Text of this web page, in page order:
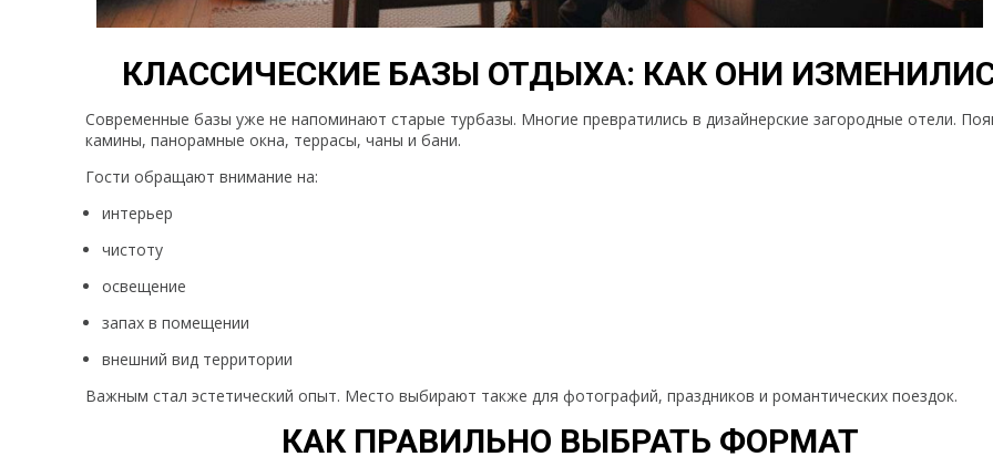
КЛАССИЧЕСКИЕ БАЗЫ ОТДЫХА: КАК ОНИ
Современные базы уже не напоминают старые турбазы. Многие превратились в дизайнерские загородные отели.
камины, панорамные окна, террасы, чаны и бани.
Гости обращают внимание на:
интерьер
чистоту
освещение
запах в помещении
внешний вид территории
Важным стал эстетический опыт. Место выбирают также для фотографий, праздников и романтических поездок.
КАК ПРАВИЛЬНО ВЫБРАТЬ ФОРМАТ